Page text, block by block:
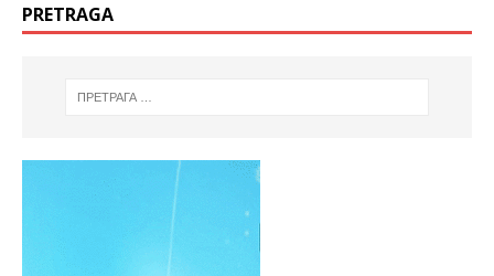
PRETRAGA